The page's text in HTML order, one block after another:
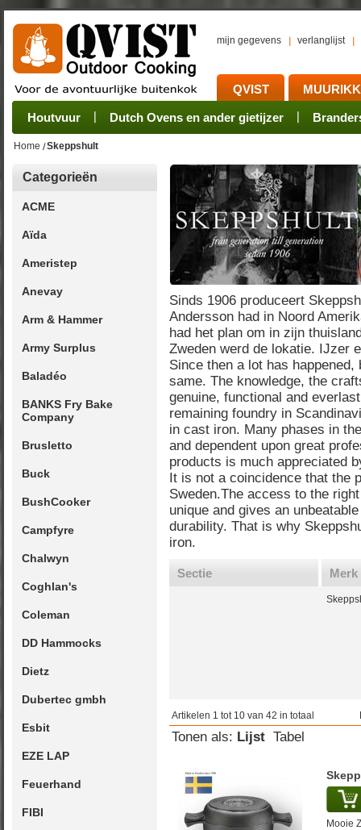
mijn gegevens verlanglijst
QVIST
Houtvuur Dutch Ovens en ander gietijzer
Grillplaat & ijzers Pannen Rookovens
Oogsten Verwerken Bewaren Onderhoud
Sets Stoves Camping sets Pots, Pans, Kettles
Home Skeppshult
Categorieën
ACME
Aïda
Ameristep
Anevay
Arm & Hammer
Army Surplus
Baladéo
BANKS Fry Bake
Company
Brusletto
Buck
BushCooker
Campfyre
Chalwyn
Coghlan's
Coleman
DD Hammocks
Dietz
Dubertec gmbh
Esbit
EZE LAP
Feuerhand
FIBI
Sinds 1906 produceert
Andersson had in Noord
had het plan om in zijn
Zweden werd de lokatie. IJzer
Since then a lot has
same. The knowledge, the
genuine, functional and
remaining foundry in
in cast iron. Many phases in
and dependent upon great
products is much appreciated
It is not a coincidence that the
Sweden.The access to the
unique and gives an
durability. That is why
iron.
Sectie Merk
Artikelen 1 tot 10 van 42 in totaal
Tonen als: Lijst Tabel
Mooie